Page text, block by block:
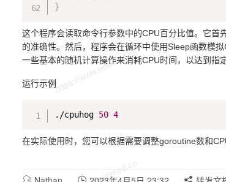
}
这个程序会读取命令行参数中的CPU百分比值。它
的准确性。然后，程序会在循环中使用Sleep函数模
一些基本的随机计算操作来消耗CPU时间，以达到指
运行示例
./cpuhog 50 4
在实际使用时，您可以根据需要调整goroutine数和